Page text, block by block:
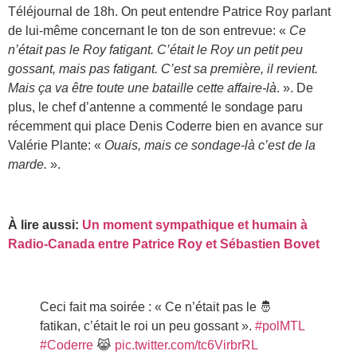
Téléjournal de 18h. On peut entendre Patrice Roy parlant
de lui-même concernant le ton de son entrevue: « Ce
n’était pas le Roy fatigant. C’était le Roy un petit peu
gossant, mais pas fatigant. C’est sa première, il revient.
Mais ça va être toute une bataille cette affaire-là. ». De
plus, le chef d’antenne a commenté le sondage paru
récemment qui place Denis Coderre bien en avance sur
Valérie Plante: « Ouais, mais ce sondage-là c’est de la
marde. ».
À lire aussi: Un moment sympathique et humain à
Radio-Canada entre Patrice Roy et Sébastien Bovet
Ceci fait ma soirée : « Ce n’était pas le 🤴
fatikan, c’était le roi un peu gossant ». #polMTL
#Coderre 😹 pic.twitter.com/tc6VirbrRL